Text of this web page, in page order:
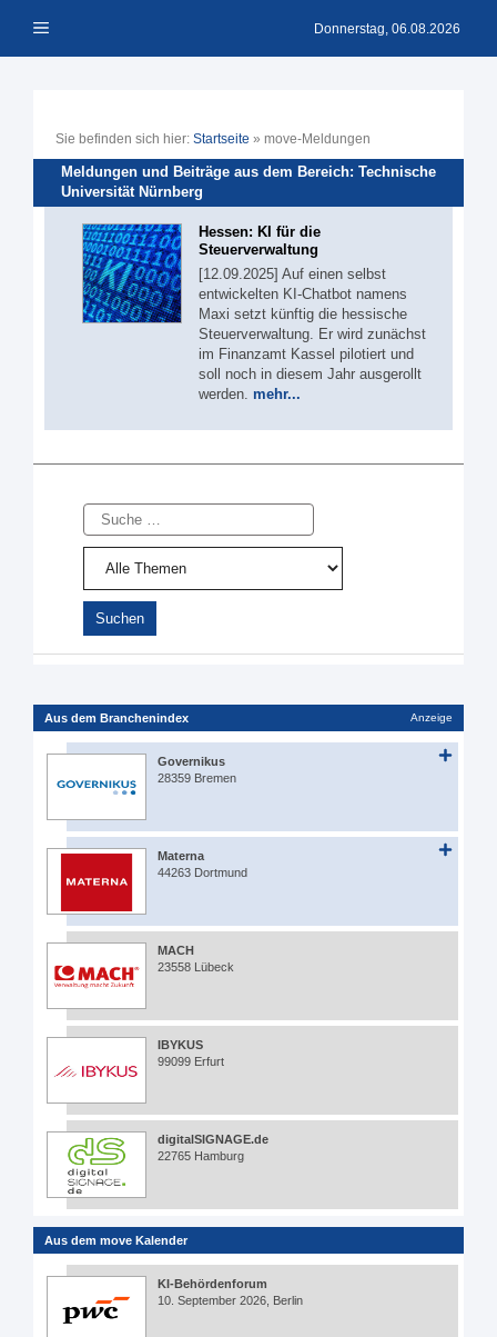
Inhalt Menü Donnerstag, 06.08.2026
Sie befinden sich hier: Startseite » move-Meldungen
Meldungen und Beiträge aus dem Bereich: Technische
Universität Nürnberg
Hessen: KI für die
Steuerverwaltung
[12.09.2025] Auf einen selbst
entwickelten KI-Chatbot namens
Maxi setzt künftig die hessische
Steuerverwaltung. Er wird zunächst
im Finanzamt Kassel pilotiert und
soll noch in diesem Jahr ausgerollt
werden. mehr...
Suche
Aus dem Branchenindex Anzeige
Governikus
28359 Bremen
Materna
44263 Dortmund
MACH
23558 Lübeck
IBYKUS
99099 Erfurt
digitalSIGNAGE.de
22765 Hamburg
Aus dem move Kalender
KI-Behördenforum
10. September 2026, Berlin